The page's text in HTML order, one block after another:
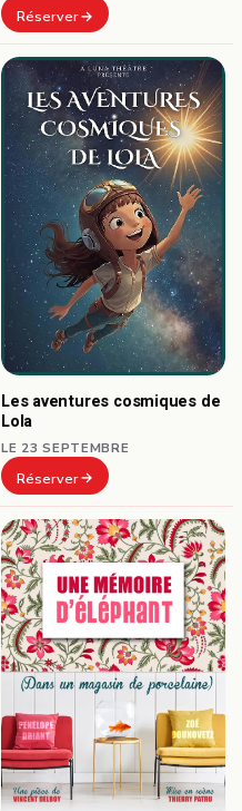
Réserver
Les aventures cosmiques de
Lola
LE 23 SEPTEMBRE
Réserver